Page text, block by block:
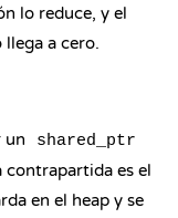
lo reduce, y el
a cero.
un shared_ptr
contrapartida es el
en el heap y se